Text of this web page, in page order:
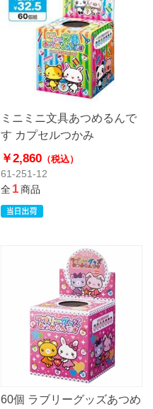
ミニミニ文具あつめるんで
す カプセルつかみ
￥2,860（税込）
61-251-12
全1商品
60個 ラブリーグッズあつめ